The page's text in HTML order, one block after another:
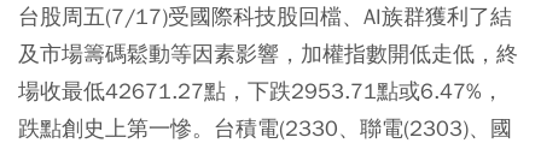
台股周五(7/17)受國際科技股回檔、AI族群獲利了結
及市場籌碼鬆動等因素影響，加權指數開低走低，終
場收最低42671.27點，下跌2953.71點或6.47%，
跌點創史上第一慘。台積電(2330、聯電(2303)、國